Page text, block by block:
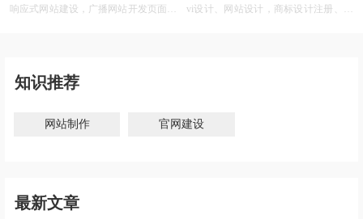
响应式网站建设，广播网站开发页面设
vi设计、网站设计，商标设计注册、化
知识推荐
网站制作 官网建设
最新文章